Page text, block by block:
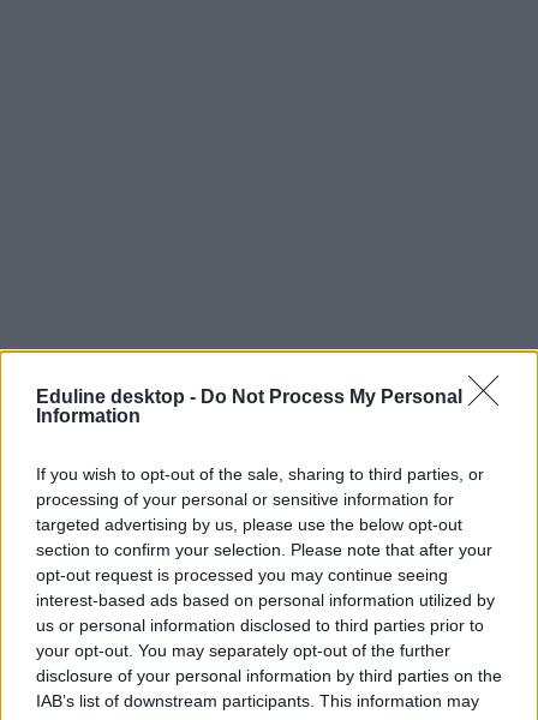
Eduline desktop - Do Not Process My Personal
Information
If you wish to opt-out of the sale, sharing to third parties, or
processing of your personal or sensitive information for
targeted advertising by us, please use the below opt-out
section to confirm your selection. Please note that after your
opt-out request is processed you may continue seeing
interest-based ads based on personal information utilized by
us or personal information disclosed to third parties prior to
your opt-out. You may separately opt-out of the further
disclosure of your personal information by third parties on the
IAB’s list of downstream participants. This information may
felvételi jegyzék
felvételi jelntkezés
áprilisi dátumok
felvételi 2024